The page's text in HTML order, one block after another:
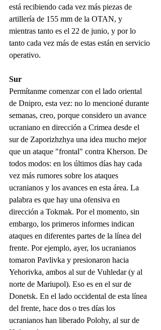
está recibiendo cada vez más piezas de
artillería de 155 mm de la OTAN, y
mientras tanto es el 22 de junio, y por lo
tanto cada vez más de estas están en servicio
operativo.
Sur
Permítanme comenzar con el lado oriental
de Dnipro, esta vez: no lo mencioné durante
semanas, creo, porque considero un avance
ucraniano en dirección a Crimea desde el
sur de Zaporizhzhya una idea mucho mejor
que un ataque "frontal" contra Kherson. De
todos modos: en los últimos días hay cada
vez más rumores sobre los ataques
ucranianos y los avances en esta área. La
palabra es que hay una ofensiva en
dirección a Tokmak. Por el momento, sin
embargo, los primeros informes indican
ataques en diferentes partes de la línea del
frente. Por ejemplo, ayer, los ucranianos
tomaron Pavlivka y presionaron hacia
Yehorivka, ambos al sur de Vuhledar (y al
norte de Mariupol). Eso es en el sur de
Donetsk. En el lado occidental de esta línea
del frente, hace dos o tres días los
ucranianos han liberado Polohy, al sur de